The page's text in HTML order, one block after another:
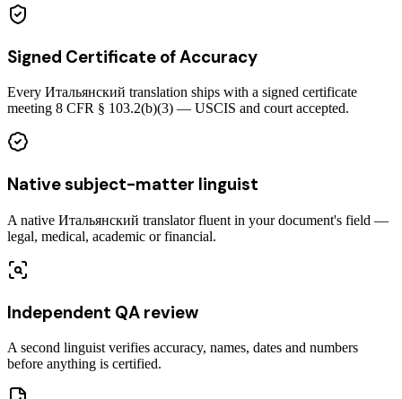
Signed Certificate of Accuracy
Every Итальянский translation ships with a signed certificate
meeting 8 CFR § 103.2(b)(3) — USCIS and court accepted.
Native subject-matter linguist
A native Итальянский translator fluent in your document's field —
legal, medical, academic or financial.
Independent QA review
A second linguist verifies accuracy, names, dates and numbers
before anything is certified.